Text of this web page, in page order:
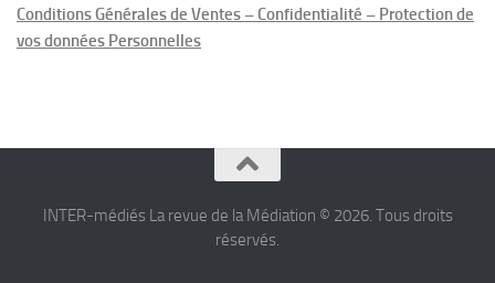
Conditions Générales de Ventes – Confidentialité – Protection de
vos données Personnelles
INTER-médiés La revue de la Médiation © 2026. Tous droits
réservés.